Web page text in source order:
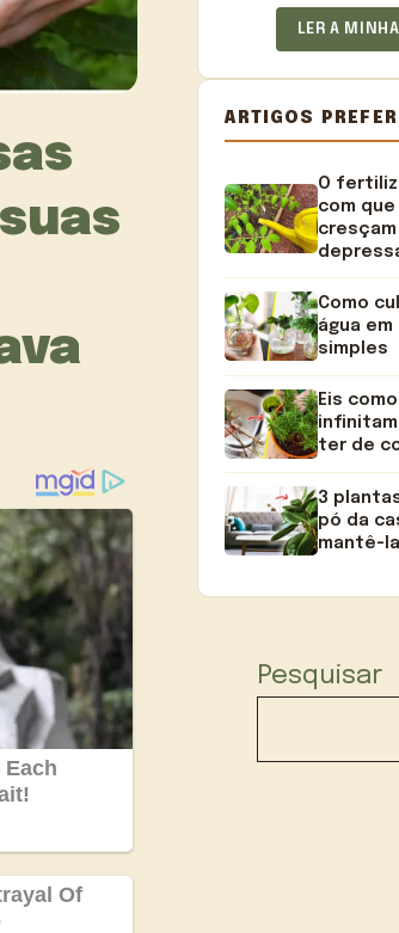
LER A
ARTIGOS
O
com
cresçam
Como
água
simples
Eis
ter de
3
pó da
mantê-
Pesquisar